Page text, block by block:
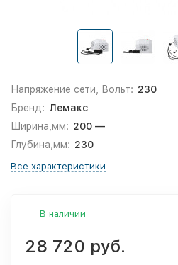
Напряжение сети, Вольт: 230
Бренд: Лемакс
Ширина,мм: 200 —
Глубина,мм: 230
Все характеристики
В наличии
28 720 руб.